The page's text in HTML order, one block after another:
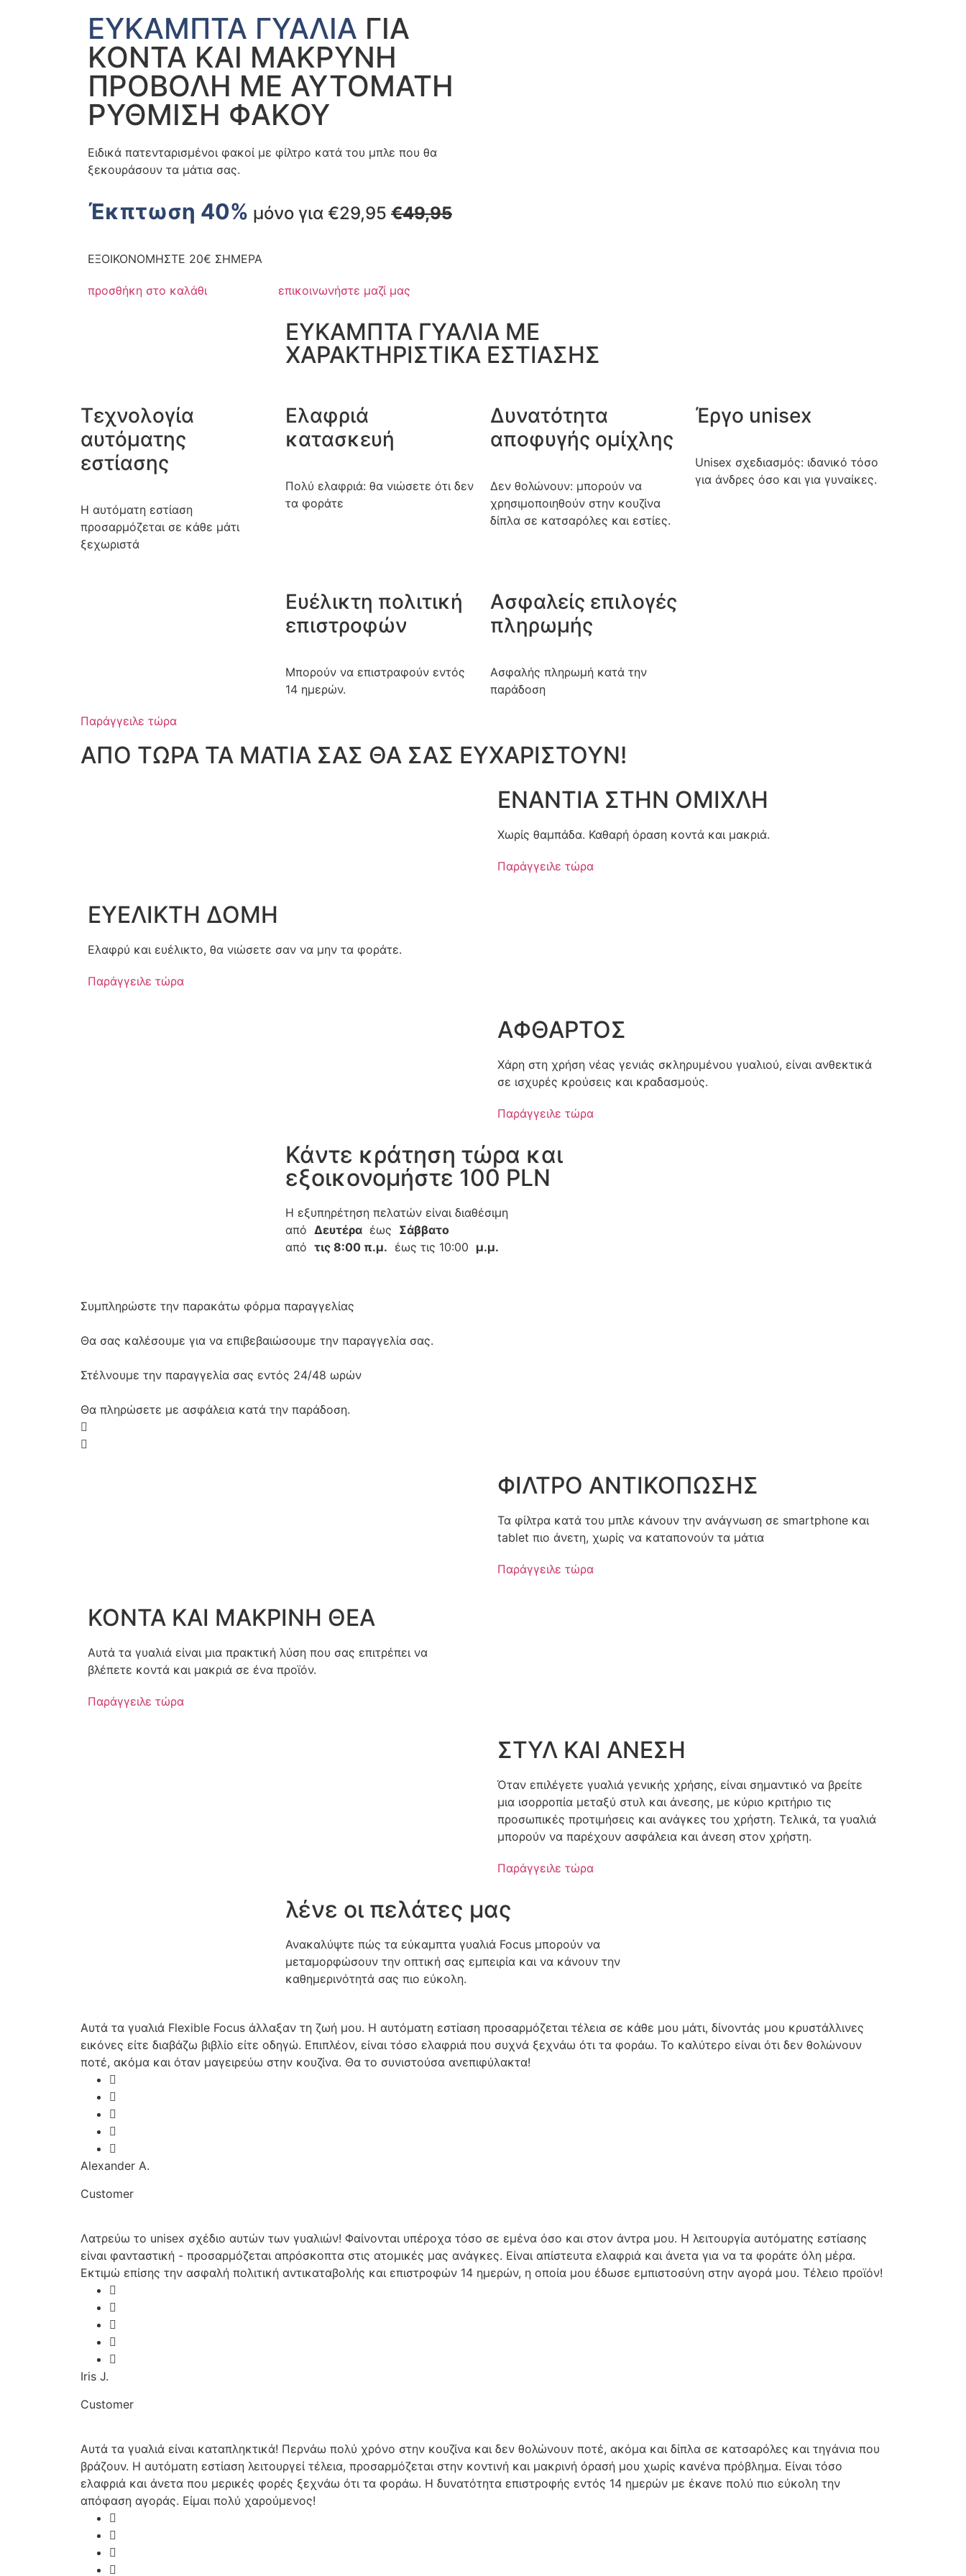
ΕΥΚΑΜΠΤΑ ΓΥΑΛΙΑ ΓΙΑ
ΚΟΝΤΑ ΚΑΙ ΜΑΚΡΥΝΗ
ΠΡΟΒΟΛΗ ΜΕ ΑΥΤΟΜΑΤΗ
ΡΥΘΜΙΣΗ ΦΑΚΟΥ
Ειδικά πατενταρισμένοι φακοί με φίλτρο κατά του μπλε που θα
ξεκουράσουν τα μάτια σας.
Έκπτωση 40% μόνο για €29,95 €49,95
ΕΞΟΙΚΟΝΟΜΗΣΤΕ 20€ ΣΗΜΕΡΑ
προσθήκη στο καλάθι επικοινωνήστε μαζί μας
ΕΥΚΑΜΠΤΑ ΓΥΑΛΙΑ ΜΕ
ΧΑΡΑΚΤΗΡΙΣΤΙΚΑ ΕΣΤΙΑΣΗΣ
Τεχνολογία
αυτόματης
εστίασης
Η αυτόματη εστίαση
προσαρμόζεται σε κάθε μάτι
ξεχωριστά
Ελαφριά
κατασκευή
Πολύ ελαφριά: θα νιώσετε ότι δεν
τα φοράτε
Δυνατότητα
αποφυγής ομίχλης
Δεν θολώνουν: μπορούν να
χρησιμοποιηθούν στην κουζίνα
δίπλα σε κατσαρόλες και εστίες.
Έργο unisex
Unisex σχεδιασμός: ιδανικό τόσο
για άνδρες όσο και για γυναίκες.
Ευέλικτη πολιτική
επιστροφών
Μπορούν να επιστραφούν εντός
14 ημερών.
Ασφαλείς επιλογές
πληρωμής
Ασφαλής πληρωμή κατά την
παράδοση
Παράγγειλε τώρα
ΑΠΟ ΤΩΡΑ ΤΑ ΜΑΤΙΑ ΣΑΣ ΘΑ ΣΑΣ ΕΥΧΑΡΙΣΤΟΥΝ!
ΕΝΑΝΤΙΑ ΣΤΗΝ ΟΜΙΧΛΗ
Χωρίς θαμπάδα. Καθαρή όραση κοντά και μακριά.
Παράγγειλε τώρα
ΕΥΕΛΙΚΤΗ ΔΟΜΗ
Ελαφρύ και ευέλικτο, θα νιώσετε σαν να μην τα φοράτε.
Παράγγειλε τώρα
ΑΦΘΑΡΤΟΣ
Χάρη στη χρήση νέας γενιάς σκληρυμένου γυαλιού, είναι ανθεκτικά
σε ισχυρές κρούσεις και κραδασμούς.
Παράγγειλε τώρα
Κάντε κράτηση τώρα και
εξοικονομήστε 100 PLN
Η εξυπηρέτηση πελατών είναι διαθέσιμη
από Δευτέρα έως Σάββατο
από τις 8:00 π.μ. έως τις 10:00 μ.μ.
Συμπληρώστε την παρακάτω φόρμα παραγγελίας
Θα σας καλέσουμε για να επιβεβαιώσουμε την παραγγελία σας.
Στέλνουμε την παραγγελία σας εντός 24/48 ωρών
Θα πληρώσετε με ασφάλεια κατά την παράδοση.
ΦΙΛΤΡΟ ΑΝΤΙΚΟΠΩΣΗΣ
Τα φίλτρα κατά του μπλε κάνουν την ανάγνωση σε smartphone και
tablet πιο άνετη, χωρίς να καταπονούν τα μάτια
Παράγγειλε τώρα
ΚΟΝΤΑ ΚΑΙ ΜΑΚΡΙΝΗ ΘΕΑ
Αυτά τα γυαλιά είναι μια πρακτική λύση που σας επιτρέπει να
βλέπετε κοντά και μακριά σε ένα προϊόν.
Παράγγειλε τώρα
ΣΤΥΛ ΚΑΙ ΑΝΕΣΗ
Όταν επιλέγετε γυαλιά γενικής χρήσης, είναι σημαντικό να βρείτε
μια ισορροπία μεταξύ στυλ και άνεσης, με κύριο κριτήριο τις
προσωπικές προτιμήσεις και ανάγκες του χρήστη. Τελικά, τα γυαλιά
μπορούν να παρέχουν ασφάλεια και άνεση στον χρήστη.
Παράγγειλε τώρα
λένε οι πελάτες μας
Ανακαλύψτε πώς τα εύκαμπτα γυαλιά Focus μπορούν να
μεταμορφώσουν την οπτική σας εμπειρία και να κάνουν την
καθημερινότητά σας πιο εύκολη.
Αυτά τα γυαλιά Flexible Focus άλλαξαν τη ζωή μου. Η αυτόματη εστίαση προσαρμόζεται τέλεια σε κάθε μου μάτι, δίνοντάς μου κρυστάλλινες
εικόνες είτε διαβάζω βιβλίο είτε οδηγώ. Επιπλέον, είναι τόσο ελαφριά που συχνά ξεχνάω ότι τα φοράω. Το καλύτερο είναι ότι δεν θολώνουν
ποτέ, ακόμα και όταν μαγειρεύω στην κουζίνα. Θα το συνιστούσα ανεπιφύλακτα!
Alexander A.
Customer
Λατρεύω το unisex σχέδιο αυτών των γυαλιών! Φαίνονται υπέροχα τόσο σε εμένα όσο και στον άντρα μου. Η λειτουργία αυτόματης εστίασης
είναι φανταστική - προσαρμόζεται απρόσκοπτα στις ατομικές μας ανάγκες. Είναι απίστευτα ελαφριά και άνετα για να τα φοράτε όλη μέρα.
Εκτιμώ επίσης την ασφαλή πολιτική αντικαταβολής και επιστροφών 14 ημερών, η οποία μου έδωσε εμπιστοσύνη στην αγορά μου. Τέλειο προϊόν!
Iris J.
Customer
Αυτά τα γυαλιά είναι καταπληκτικά! Περνάω πολύ χρόνο στην κουζίνα και δεν θολώνουν ποτέ, ακόμα και δίπλα σε κατσαρόλες και τηγάνια που
βράζουν. Η αυτόματη εστίαση λειτουργεί τέλεια, προσαρμόζεται στην κοντινή και μακρινή όρασή μου χωρίς κανένα πρόβλημα. Είναι τόσο
ελαφριά και άνετα που μερικές φορές ξεχνάω ότι τα φοράω. Η δυνατότητα επιστροφής εντός 14 ημερών με έκανε πολύ πιο εύκολη την
απόφαση αγοράς. Είμαι πολύ χαρούμενος!